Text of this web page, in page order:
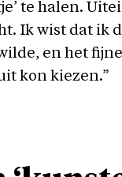
te halen.
Ik wist dat ik
en het
kon kiezen.”